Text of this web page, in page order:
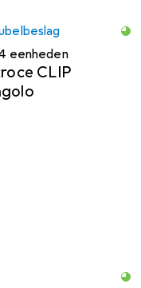
eenheden
CLIP